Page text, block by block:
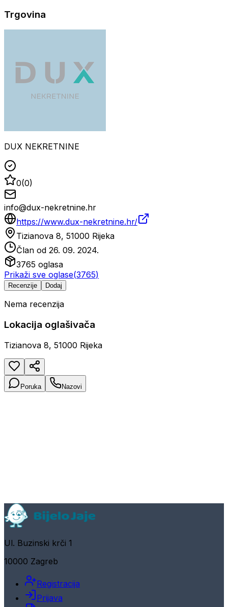
Trgovina
DUX NEKRETNINE
0(0)
info@dux-nekretnine.hr
https://www.dux-nekretnine.hr/
Tizianova 8, 51000 Rijeka
Član od 26. 09. 2024.
3765 oglasa
Prikaži sve oglase(3765)
Recenzije Dodaj
Nema recenzija
Lokacija oglašivača
Tizianova 8, 51000 Rijeka
Poruka Nazovi
Ul. Buzinski krči 1
10000 Zagreb
Registracija
Prijava